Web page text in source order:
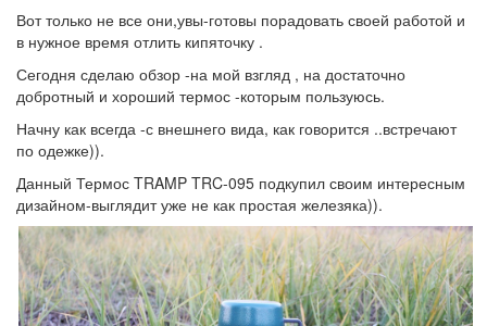
Вот только не все они,увы-готовы порадовать своей работой и
в нужное время отлить кипяточку .
Сегодня сделаю обзор -на мой взгляд , на достаточно
добротный и хороший термос -которым пользуюсь.
Начну как всегда -с внешнего вида, как говорится ..встречают
по одежке)).
Данный Термос TRAMP TRC-095 подкупил своим интересным
дизайном-выглядит уже не как простая железяка)).